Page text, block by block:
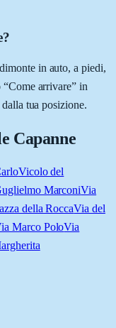
in auto, a piedi,
arrivare” in
tua posizione.
Capanne
Vicolo del
MarconiVia
della RoccaVia del
Marco PoloVia